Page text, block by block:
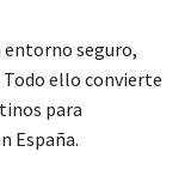
entorno seguro,
Todo ello convierte
para
España.